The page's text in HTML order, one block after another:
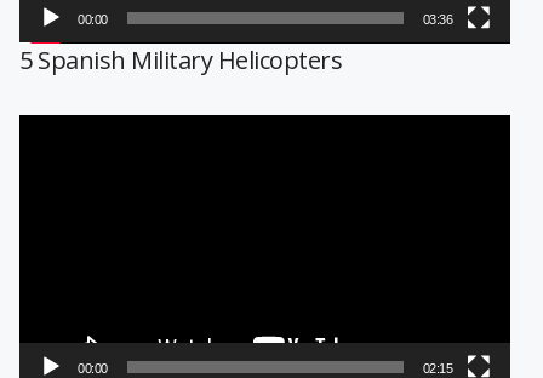
00:00 03:36
5 Spanish Military Helicopters
00:00 02:15